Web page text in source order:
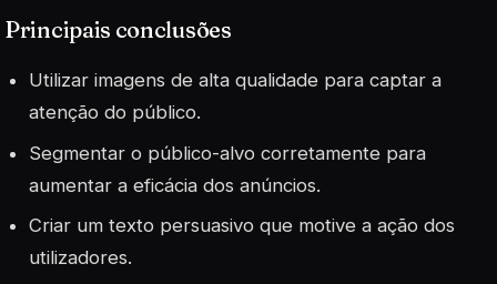
Principais conclusões
Utilizar imagens de alta qualidade para captar a
atenção do público.
Segmentar o público-alvo corretamente para
aumentar a eficácia dos anúncios.
Criar um texto persuasivo que motive a ação dos
utilizadores.